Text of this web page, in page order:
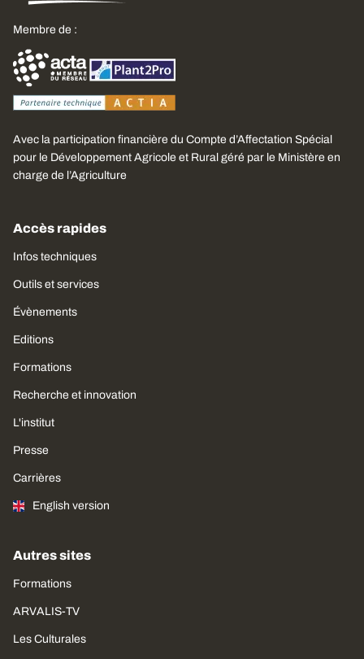
Membre de :
Avec la participation financière du Compte d’Affectation Spécial
pour le Développement Agricole et Rural géré par le Ministère en
charge de l’Agriculture
Accès rapides
Infos techniques
Outils et services
Évènements
Editions
Formations
Recherche et innovation
L'institut
Presse
Carrières
English version
Autres sites
Formations
ARVALIS-TV
Les Culturales